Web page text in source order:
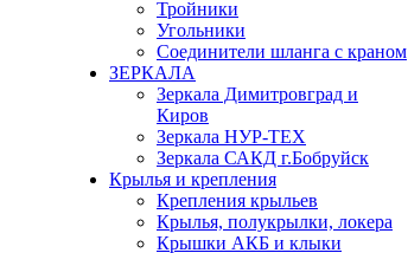
Тройники
Угольники
Соединители шланга с краном
ЗЕРКАЛА
Зеркала Димитровград и
Киров
Зеркала НУР-ТЕХ
Зеркала САКД г.Бобруйск
Крылья и крепления
Крепления крыльев
Крылья, полукрылки, локера
Крышки АКБ и клыки